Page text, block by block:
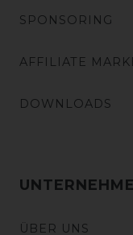
SPONSORING
AFFILIATE
DOWNLOADS
ÜBER UNS